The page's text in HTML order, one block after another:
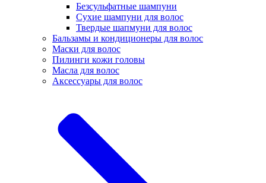
Безсульфатные шампуни
Сухие шампуни для волос
Твердые шапмуни для волос
Бальзамы и кондиционеры для волос
Маски для волос
Пилинги кожи головы
Масла для волос
Аксессуары для волос